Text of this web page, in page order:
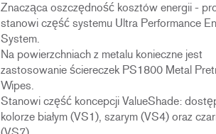
Znacząca oszczędność kosztów energii -
stanowi część systemu Ultra Performance
System.
Na powierzchniach z metalu konieczne jest
zastosowanie ściereczek PS1800 Metal
Wipes.
Stanowi część koncepcji ValueShade:
kolorze białym (VS1), szarym (VS4) oraz